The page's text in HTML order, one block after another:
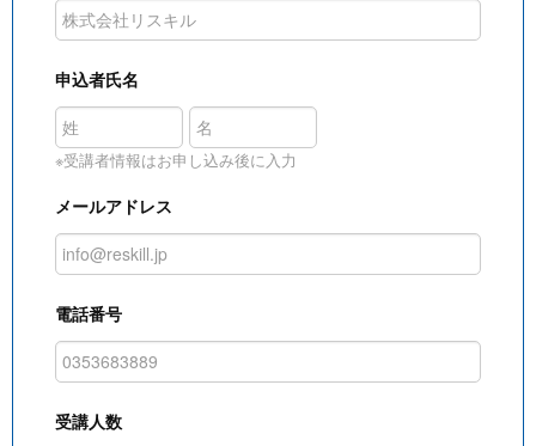
申込者氏名
※受講者情報はお申し込み後に入力
メールアドレス
電話番号
受講人数